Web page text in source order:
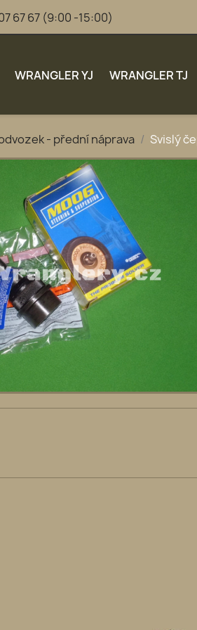
67 67 (9:00 -15:00)
WRANGLER YJ WRANGLER TJ
- přední náprava Svislý